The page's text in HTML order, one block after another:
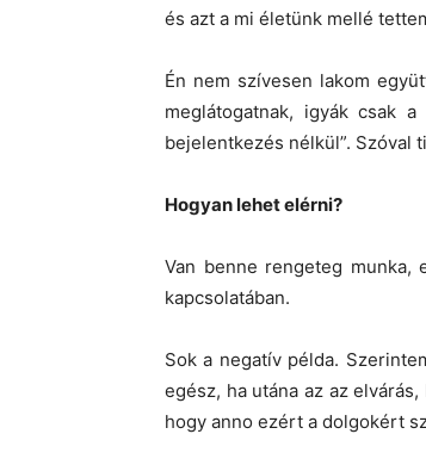
és azt a mi életünk mellé
Én nem szívesen lakom
meglátogatnak, igyák csak
bejelentkezés nélkül”. Szóval
Hogyan lehet elérni?
Van benne rengeteg
kapcsolatában.
Sok a negatív példa.
egész, ha utána az az
hogy anno ezért a dolgokért